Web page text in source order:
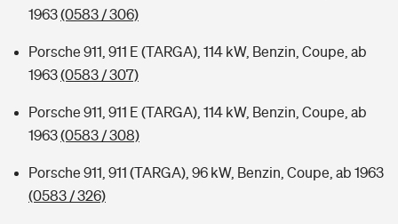
1963(0583 / 306)
Porsche 911, 911 E (TARGA), 114 kW, Benzin, Coupe, ab
1963(0583 / 307)
Porsche 911, 911 E (TARGA), 114 kW, Benzin, Coupe, ab
1963(0583 / 308)
Porsche 911, 911 (TARGA), 96 kW, Benzin, Coupe, ab 1963
(0583 / 326)